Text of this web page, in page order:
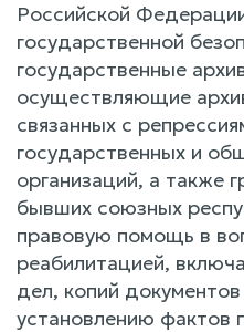
Российской
государственной
государственные
осуществляющие
связанных с
государственных и
организаций, а также
бывших союзных
правовую помощь в
реабилитацией,
дел, копий
установлению фактов